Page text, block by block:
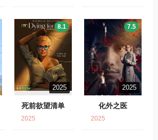
2025
死前欲望清单
8.1
2025
2025
化外之医
7.5
2025